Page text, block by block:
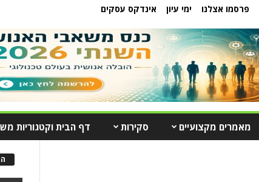
פרסמו אצלנו ימי עיון אינדקס עסקים
מאמרים מקצועיים סקירות דף הבית וקטגוריות